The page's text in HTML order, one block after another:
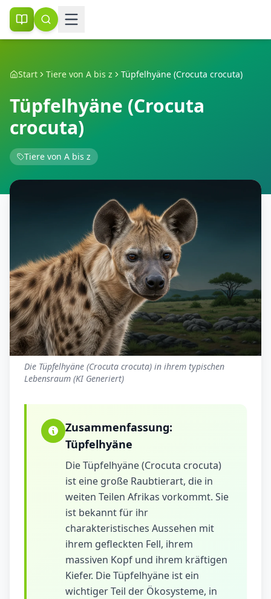
Start Tiere von A bis z Tüpfelhyäne (Crocuta crocuta)
Tüpfelhyäne (Crocuta
crocuta)
Tiere von A bis z
Die Tüpfelhyäne (Crocuta crocuta) in ihrem typischen
Lebensraum (KI Generiert)
Zusammenfassung:
Tüpfelhyäne
Die Tüpfelhyäne (Crocuta crocuta)
ist eine große Raubtierart, die in
weiten Teilen Afrikas vorkommt. Sie
ist bekannt für ihr
charakteristisches Aussehen mit
ihrem gefleckten Fell, ihrem
massiven Kopf und ihrem kräftigen
Kiefer. Die Tüpfelhyäne ist ein
wichtiger Teil der Ökosysteme, in